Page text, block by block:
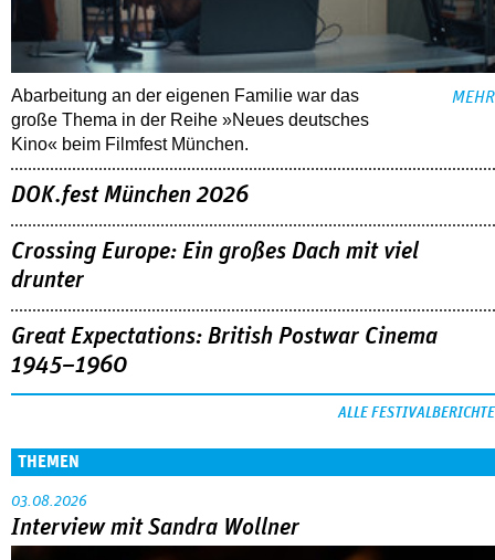
Abarbeitung an der eigenen Familie war das
große Thema in der Reihe »Neues deutsches
Kino« beim Filmfest München.
MEHR
DOK.fest München 2026
Crossing Europe: Ein großes Dach mit viel
drunter
Great Expectations: British Postwar Cinema
1945–1960
ALLE FESTIVALBERICHTE
THEMEN
03.08.2026
Interview mit Sandra Wollner